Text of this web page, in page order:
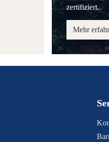
zertifiziert.
Mehr